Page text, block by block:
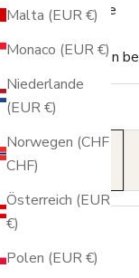
Malta (EUR €)
Monaco (EUR €)
Niederlande
(EUR €)
Norwegen (CHF
CHF)
Österreich (EUR
€)
Polen (EUR €)
2 Jahre Garantie
Bestelle jetzt den
Farbe:Silver
Black
Silver
Münzfach: